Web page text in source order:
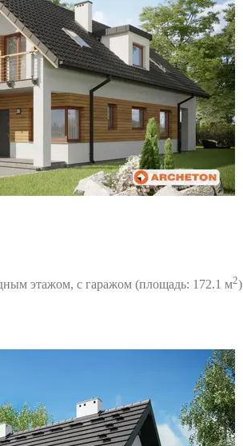
этажом, с гаражом (площадь: 172.1 м2)